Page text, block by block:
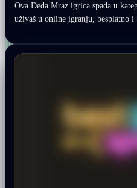
Ova Deda Mraz igrica spada u
uživaš u online igranju, besplatno i